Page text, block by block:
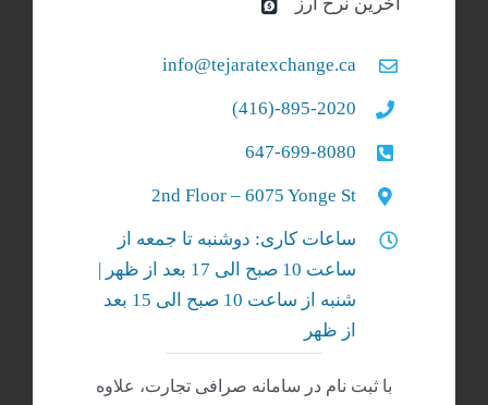
info@tejaratexchange.ca
895-2020-(416)
647-699-8080
2nd Floor – 6075 Yonge St
ساعات کاری: دوشنبه تا جمعه از
ساعت 10 صبح الی 17 بعد از ظهر |
شنبه‌ از ساعت 10 صبح الی 15 بعد
از ظهر
با ثبت نام در سامانه صرافی تجارت، علاوه